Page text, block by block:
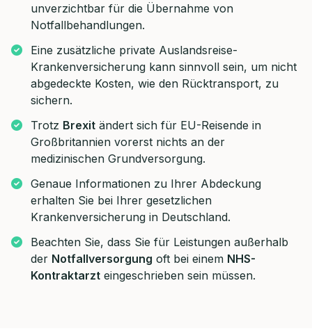
unverzichtbar für die Übernahme von
Notfallbehandlungen.
Eine zusätzliche private Auslandsreise-
Krankenversicherung kann sinnvoll sein, um nicht
abgedeckte Kosten, wie den Rücktransport, zu
sichern.
Trotz Brexit ändert sich für EU-Reisende in
Großbritannien vorerst nichts an der
medizinischen Grundversorgung.
Genaue Informationen zu Ihrer Abdeckung
erhalten Sie bei Ihrer gesetzlichen
Krankenversicherung in Deutschland.
Beachten Sie, dass Sie für Leistungen außerhalb
der Notfallversorgung oft bei einem NHS-
Kontraktarzt eingeschrieben sein müssen.